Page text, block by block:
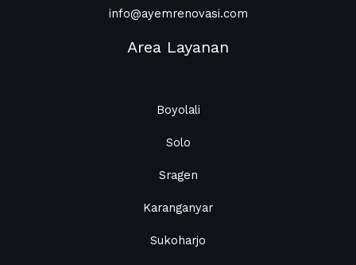
info@ayemrenovasi.com
Area Layanan
Boyolali
Solo
Sragen
Karanganyar
Sukoharjo